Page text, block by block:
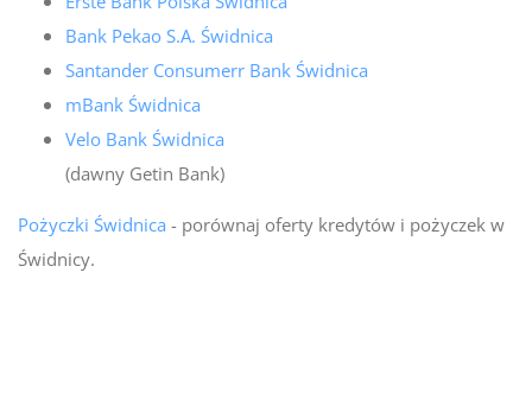
Bank Pekao S.A. Świdnica
Santander Consumerr Bank Świdnica
mBank Świdnica
Velo Bank Świdnica
(dawny Getin Bank)
Pożyczki Świdnica - porównaj oferty kredytów i pożyczek w
Świdnicy.